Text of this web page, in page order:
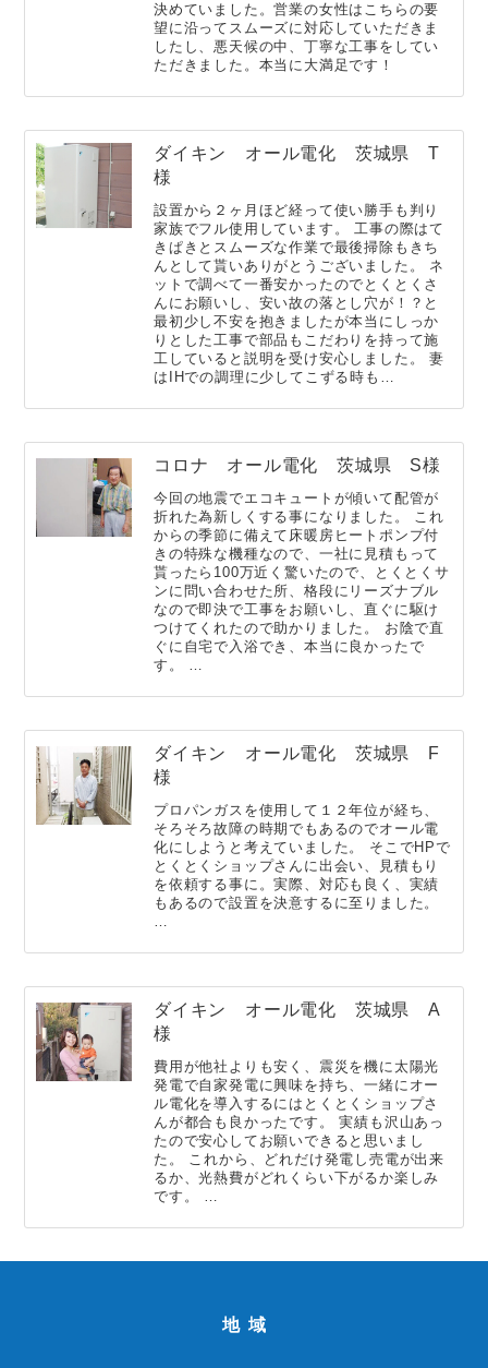
決めていました。営業の女性はこちらの要
望に沿ってスムーズに対応していただきま
したし、悪天候の中、丁寧な工事をしてい
ただきました。本当に大満足です！
ダイキン オール電化 茨城県 T
様
設置から２ヶ月ほど経って使い勝手も判り
家族でフル使用しています。 工事の際はて
きぱきとスムーズな作業で最後掃除もきち
んとして貰いありがとうございました。 ネ
ットで調べて一番安かったのでとくとくさ
んにお願いし、安い故の落とし穴が！？と
最初少し不安を抱きましたが本当にしっか
りとした工事で部品もこだわりを持って施
工していると説明を受け安心しました。 妻
はIHでの調理に少してこずる時も…
コロナ オール電化 茨城県 S様
今回の地震でエコキュートが傾いて配管が
折れた為新しくする事になりました。 これ
からの季節に備えて床暖房ヒートポンプ付
きの特殊な機種なので、一社に見積もって
貰ったら100万近く驚いたので、とくとくサ
ンに問い合わせた所、格段にリーズナブル
なので即決で工事をお願いし、直ぐに駆け
つけてくれたので助かりました。 お陰で直
ぐに自宅で入浴でき、本当に良かったで
す。 …
ダイキン オール電化 茨城県 F
様
プロパンガスを使用して１２年位が経ち、
そろそろ故障の時期でもあるのでオール電
化にしようと考えていました。 そこでHPで
とくとくショップさんに出会い、見積もり
を依頼する事に。実際、対応も良く、実績
もあるので設置を決意するに至りました。
…
ダイキン オール電化 茨城県 A
様
費用が他社よりも安く、震災を機に太陽光
発電で自家発電に興味を持ち、一緒にオー
ル電化を導入するにはとくとくショップさ
んが都合も良かったです。 実績も沢山あっ
たので安心してお願いできると思いまし
た。 これから、どれだけ発電し売電が出来
るか、光熱費がどれくらい下がるか楽しみ
です。 …
地域